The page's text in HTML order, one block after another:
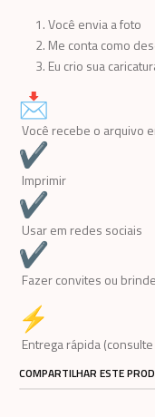
Você envia a foto
Me conta como
Eu crio sua
Você recebe o arquivo
Imprimir
Usar em redes sociais
Fazer convites ou
Entrega rápida
COMPARTILHAR ESTE